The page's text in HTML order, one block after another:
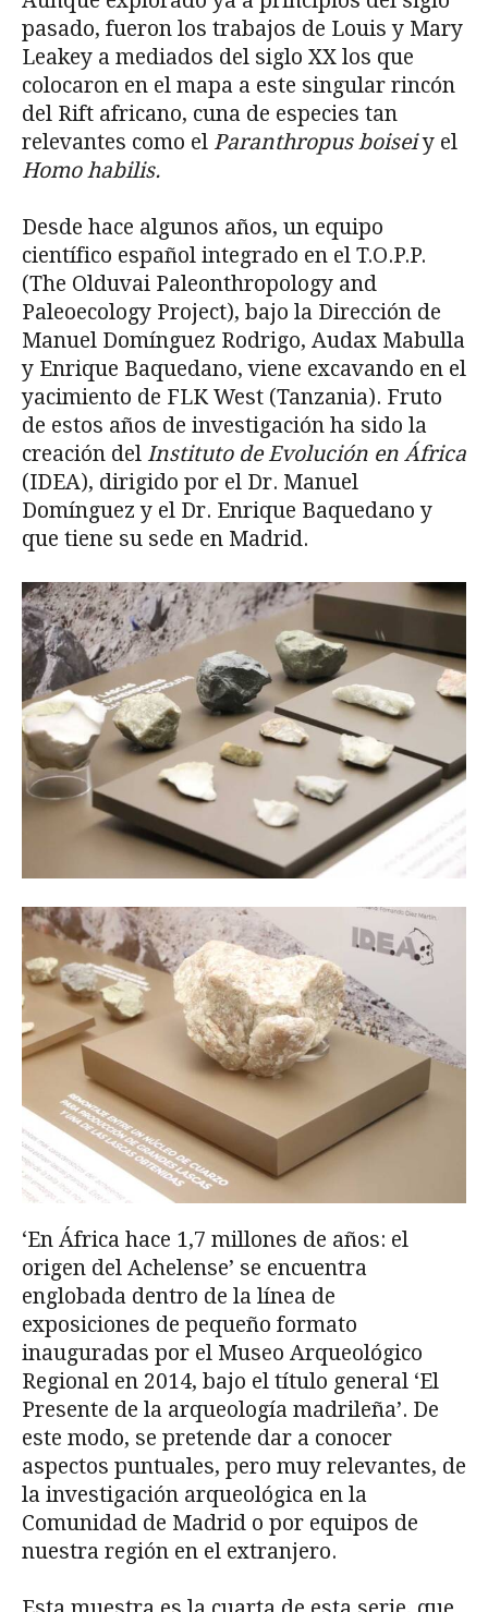
pasado, fueron los trabajos de Louis y Mary
Leakey a mediados del siglo XX los que
colocaron en el mapa a este singular rincón
del Rift africano, cuna de especies tan
relevantes como el Paranthropus boiseiy el
Homo habilis.
Desde hace algunos años, un equipo
científico español integrado en el T.O.P.P.
(The Olduvai Paleonthropology and
Paleoecology Project), bajo la Dirección de
Manuel Domínguez Rodrigo, Audax Mabulla
y Enrique Baquedano, viene excavando en el
yacimiento de FLK West (Tanzania). Fruto
de estos años de investigación ha sido la
creación del Instituto de Evolución en África
(IDEA), dirigido por el Dr. Manuel
Domínguez y el Dr. Enrique Baquedano y
que tiene su sede en Madrid.
‘En África hace 1,7 millones de años: el
origen del Achelense’ se encuentra
englobada dentro de la línea de
exposiciones de pequeño formato
inauguradas por el Museo Arqueológico
Regional en 2014, bajo el título general ‘El
Presente de la arqueología madrileña’. De
este modo, se pretende dar a conocer
aspectos puntuales, pero muy relevantes, de
la investigación arqueológica en la
Comunidad de Madrid o por equipos de
nuestra región en el extranjero.